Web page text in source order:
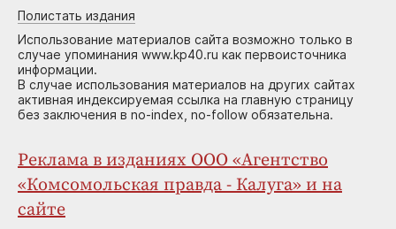
Полистать издания
Использование материалов сайта возможно только в
случае упоминания www.kp40.ru как первоисточника
информации.
В случае использования материалов на других сайтах
активная индексируемая ссылка на главную страницу
без заключения в no-index, no-follow обязательна.
Реклама в изданиях ООО «Агентство
«Комсомольская правда - Калуга» и на
сайте